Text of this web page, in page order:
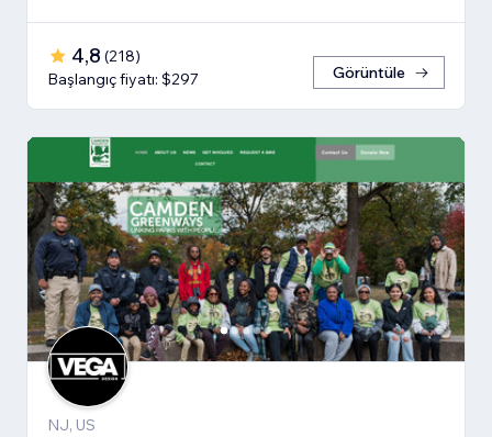
4,8 (218)
Başlangıç fiyatı: $297
Görüntüle
NJ, US